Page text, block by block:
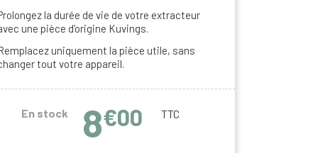
la durée de vie de votre extracteur
une pièce d’origine Kuvings.
uniquement la pièce utile, sans
tout votre appareil.
En stock 8€00 TTC